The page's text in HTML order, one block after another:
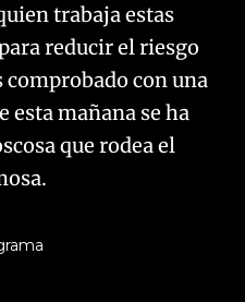
trabaja estas
reducir el riesgo
con una
esta mañana se ha
que rodea el